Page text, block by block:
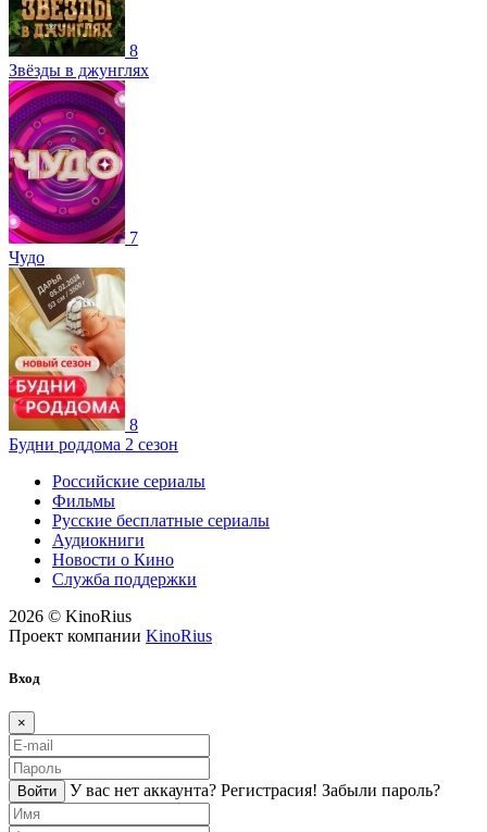
8
Звёзды в джунглях
7
Чудо
8
Будни роддома 2 сезон
Российские сериалы
Фильмы
Русские бесплатные сериалы
Аудиокниги
Новости о Кино
Служба поддержки
2026 © KinoRius
Проект компании KinoRius
Вход
×
Войти У вас нет аккаунта? Регистраcия! Забыли пароль?